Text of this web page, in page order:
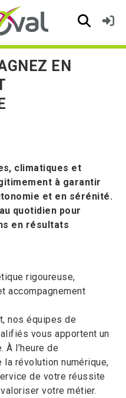
EN
climatiques et
à garantir
et en sérénité.
quotidien pour
en résultats
rigoureuse,
accompagnement
nos équipes de
vous apportent un
À l’heure de
révolution numérique,
de votre réussite
votre métier.